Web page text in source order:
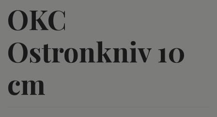
OKC
Ostronkniv 10
cm